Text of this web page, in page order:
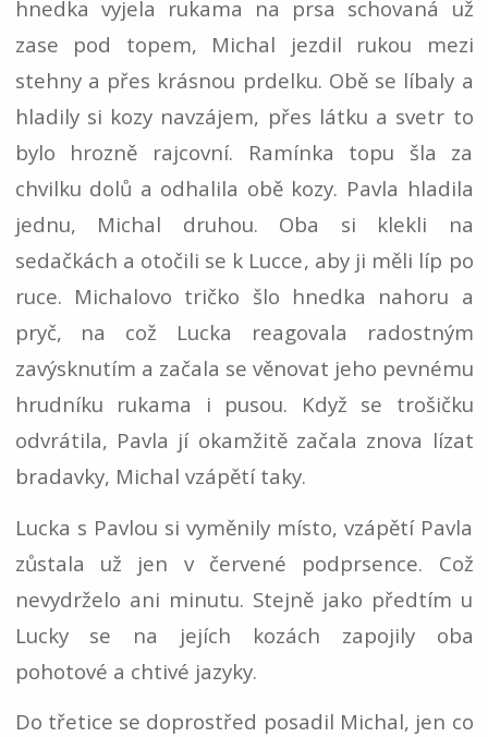
hnedka vyjela rukama na prsa schovaná už
zase pod topem, Michal jezdil rukou mezi
stehny a přes krásnou prdelku. Obě se líbaly a
hladily si kozy navzájem, přes látku a svetr to
bylo hrozně rajcovní. Ramínka topu šla za
chvilku dolů a odhalila obě kozy. Pavla hladila
jednu, Michal druhou. Oba si klekli na
sedačkách a otočili se k Lucce, aby ji měli líp po
ruce. Michalovo tričko šlo hnedka nahoru a
pryč, na což Lucka reagovala radostným
zavýsknutím a začala se věnovat jeho pevnému
hrudníku rukama i pusou. Když se trošičku
odvrátila, Pavla jí okamžitě začala znova lízat
bradavky, Michal vzápětí taky.
Lucka s Pavlou si vyměnily místo, vzápětí Pavla
zůstala už jen v červené podprsence. Což
nevydrželo ani minutu. Stejně jako předtím u
Lucky se na jejích kozách zapojily oba
pohotové a chtivé jazyky.
Do třetice se doprostřed posadil Michal, jen co